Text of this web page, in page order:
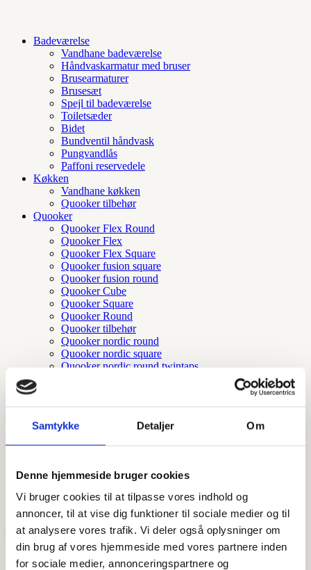
Samtykke Detaljer Om
Denne hjemmeside bruger cookies
Vi bruger cookies til at tilpasse vores indhold og
annoncer, til at vise dig funktioner til sociale medier og til
at analysere vores trafik. Vi deler også oplysninger om
din brug af vores hjemmeside med vores partnere inden
for sociale medier, annonceringspartnere og
Badeværelse
Vandhane badeværelse
Håndvaskarmatur med bruser
Brusearmaturer
Brusesæt
Spejl til badeværelse
Toiletsæder
Bidet
Bundventil håndvask
Pungvandlås
Paffoni reservedele
Køkken
Vandhane køkken
Quooker tilbehør
Quooker
Quooker Flex Round
Quooker Flex
Quooker Flex Square
Quooker fusion square
Quooker fusion round
Quooker Cube
Quooker Square
Quooker Round
Quooker tilbehør
Quooker nordic round
Quooker nordic square
Quooker nordic round twintaps
Tilbehør og reservedele
Forside/ Vare Størrelser / 900 mm.
900 mm.
Viser 2 resultaterSorteret
popularitet